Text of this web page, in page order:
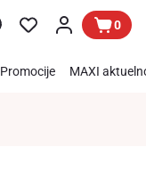
0
Promocije MAXI